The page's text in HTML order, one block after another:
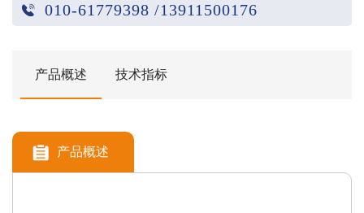
010-61779398 /13911500176
产品概述 技术指标
产品概述